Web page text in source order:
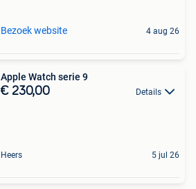
Bezoek website 4 aug 26
Apple Watch serie 9
€ 230,00 Details
Heers 5 jul 26